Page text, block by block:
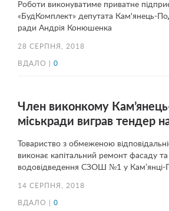
Роботи виконуватиме приватне
«БудКомплект» депутата Кам'янець-
ради Андрія Конюшенка
28 СЕРПНЯ, 2018
ВДАЛО | 0
Член виконкому
міськради виграв тендер
Товариство з обмеженою
виконає капітальний ремонт фасаду
водовідведення СЗОШ №1 у Кам’янці-
14 СЕРПНЯ, 2018
ВДАЛО | 0